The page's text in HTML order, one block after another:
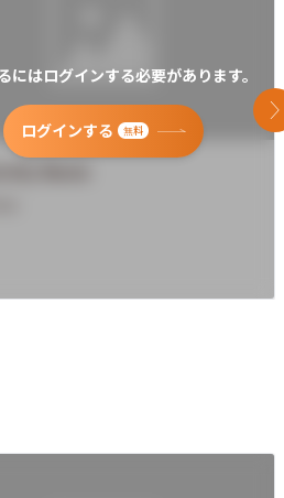
にはログインする必要があります。
ログインする 無料